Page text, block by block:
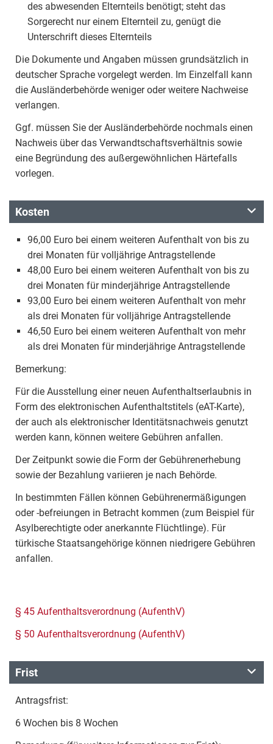
des abwesenden Elternteils benötigt; steht das
Sorgerecht nur einem Elternteil zu, genügt die
Unterschrift dieses Elternteils
Die Dokumente und Angaben müssen grundsätzlich in
deutscher Sprache vorgelegt werden. Im Einzelfall kann
die Ausländerbehörde weniger oder weitere Nachweise
verlangen.
Ggf. müssen Sie der Ausländerbehörde nochmals einen
Nachweis über das Verwandtschaftsverhältnis sowie
eine Begründung des außergewöhnlichen Härtefalls
vorlegen.
Kosten
96,00 Euro bei einem weiteren Aufenthalt von bis zu
drei Monaten für volljährige Antragstellende
48,00 Euro bei einem weiteren Aufenthalt von bis zu
drei Monaten für minderjährige Antragstellende
93,00 Euro bei einem weiteren Aufenthalt von mehr
als drei Monaten für volljährige Antragstellende
46,50 Euro bei einem weiteren Aufenthalt von mehr
als drei Monaten für minderjährige Antragstellende
Bemerkung:
Für die Ausstellung einer neuen Aufenthaltserlaubnis in
Form des elektronischen Aufenthaltstitels (eAT-Karte),
der auch als elektronischer Identitätsnachweis genutzt
werden kann, können weitere Gebühren anfallen.
Der Zeitpunkt sowie die Form der Gebührenerhebung
sowie der Bezahlung variieren je nach Behörde.
In bestimmten Fällen können Gebührenermäßigungen
oder -befreiungen in Betracht kommen (zum Beispiel für
Asylberechtigte oder anerkannte Flüchtlinge). Für
türkische Staatsangehörige können niedrigere Gebühren
anfallen.
§ 45 Aufenthaltsverordnung (AufenthV)
§ 50 Aufenthaltsverordnung (AufenthV)
Frist
Antragsfrist:
6 Wochen bis 8 Wochen